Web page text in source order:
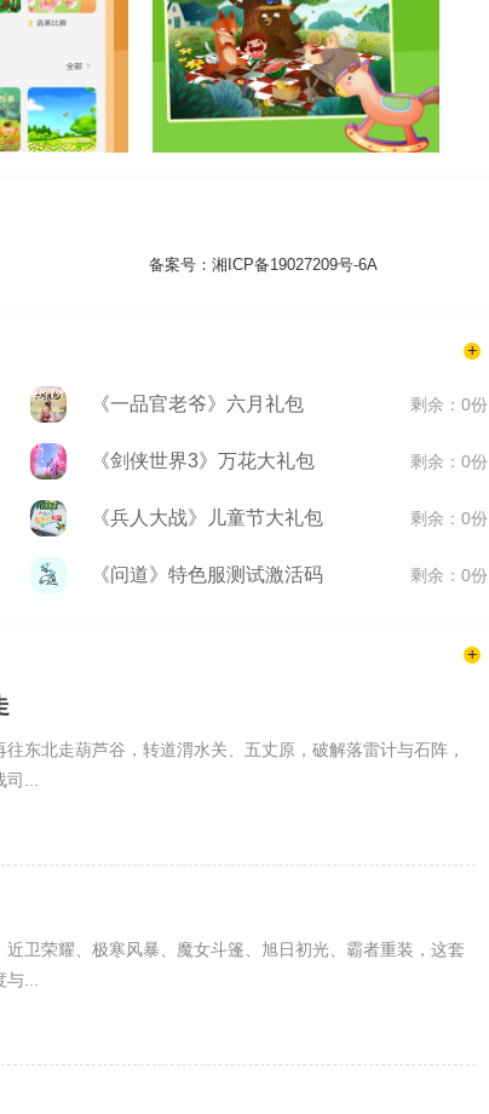
备案号： 湘ICP备19027209号-6A
《一品官老爷》六月礼包 剩余：0份
《剑侠世界3》万花大礼包 剩余：0份
《兵人大战》儿童节大礼包 剩余：0份
《问道》特色服测试激活码 剩余：0份
东北走葫芦谷，转道渭水关、五丈原，破解落雷计与石阵，
...
卫荣耀、极寒风暴、魔女斗篷、旭日初光、霸者重装，这套
...